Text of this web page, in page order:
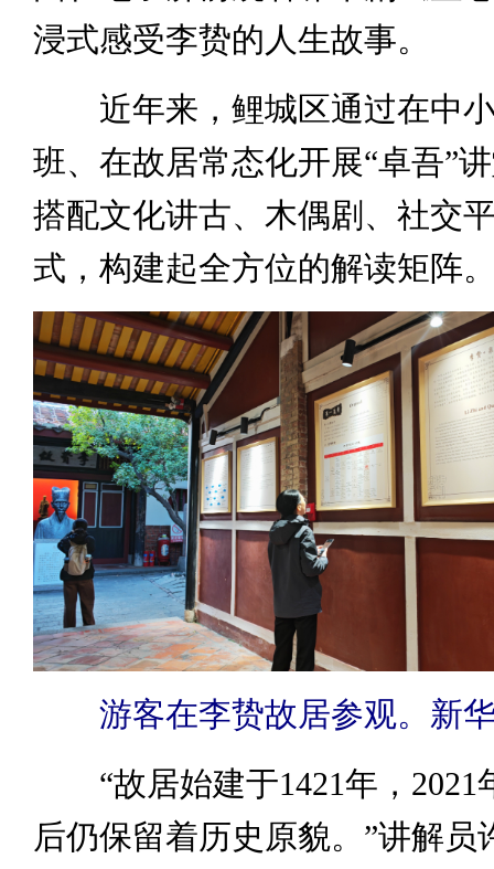
浸式感受李贽的人生故事。
近年来，鲤城区通过在中小
班、在故居常态化开展“卓吾”
搭配文化讲古、木偶剧、社交
式，构建起全方位的解读矩阵
游客在李贽故居参观。新华
“故居始建于1421年，2021
后仍保留着历史原貌。”讲解员